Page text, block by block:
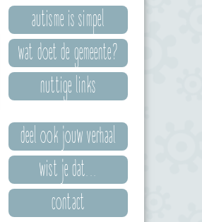
autisme is simpel
wat doet de gemeente?
nuttige links
deel ook jouw verhaal
wist je dat...
contact